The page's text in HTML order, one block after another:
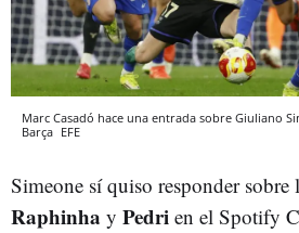
Marc Casadó hace una entrada sobre Giuliano
Barça EFE
Simeone sí quiso responder sobre
Raphinha y Pedri en el Spotify